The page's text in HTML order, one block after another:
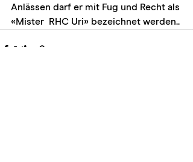
Anlässen darf er mit Fug und Recht als
«Mister  RHC Uri» bezeichnet werden..